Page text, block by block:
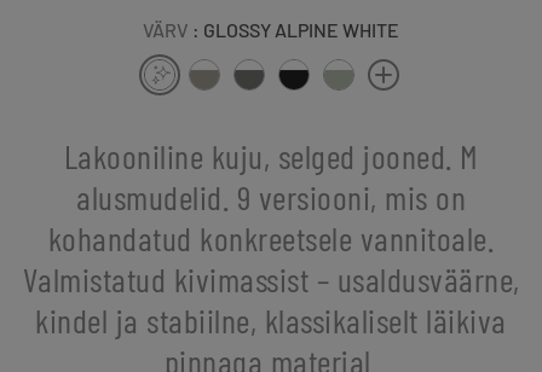
VÄRV : GLOSSY ALPINE WHITE
Lakooniline kuju, selged jooned. M
alusmudelid. 9 versiooni, mis on
kohandatud konkreetsele vannitoale.
Valmistatud kivimassist – usaldusväärne,
kindel ja stabiilne, klassikaliselt läikiva
pinnaga materjal.